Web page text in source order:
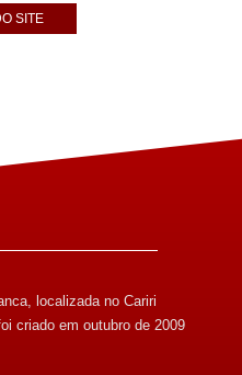
SITE
localizada no Cariri
criado em outubro de 2009